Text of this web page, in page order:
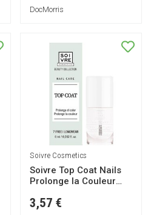
DocMorris
Soivre Cosmetics
Soivre Top Coat Nails
Prolonge la Couleur
3,57 €